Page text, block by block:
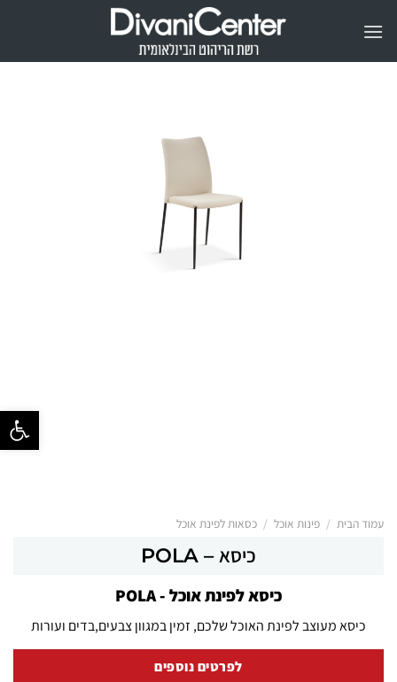
פתח
עמוד הבית / פינות אוכל / כסאות לפינת אוכל
כיסא – POLA
כיסא לפינת אוכל - POLA
כיסא מעוצב לפינת האוכל שלכם, זמין במגוון צבעים,בדים ועורות
לפרטים נוספים